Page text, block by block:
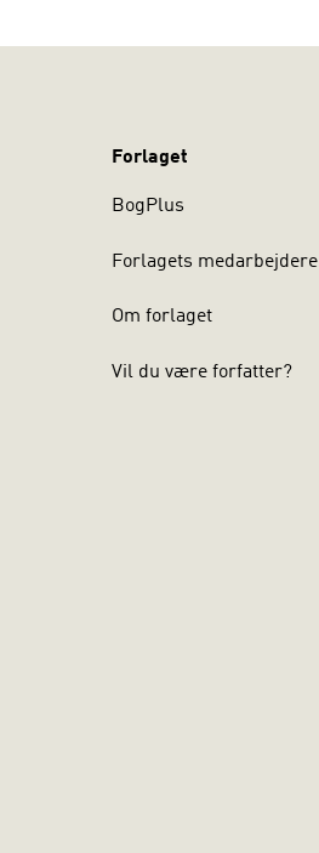
Forlaget
BogPlus
Forlagets medarbejdere
Om forlaget
Vil du være forfatter?